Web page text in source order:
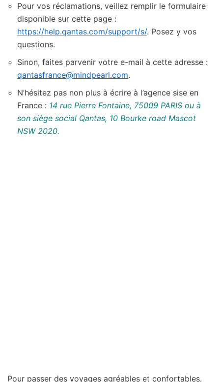
Pour vos réclamations, veillez remplir le formulaire
disponible sur cette page :
https://help.qantas.com/support/s/. Posez y vos
questions.
Sinon, faites parvenir votre e-mail à cette adresse :
qantasfrance@mindpearl.com.
N’hésitez pas non plus à écrire à l’agence sise en
France : 14 rue Pierre Fontaine, 75009 PARIS ou à
son siège social Qantas, 10 Bourke road Mascot
NSW 2020.
Pour passer des voyages agréables et confortables,